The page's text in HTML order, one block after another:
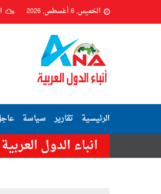
الخميس, 6 أغسطس, 2026
الرئيسية تقارير سياسة
انباء الدول العربية
هزة أرضية تضرب مصر..